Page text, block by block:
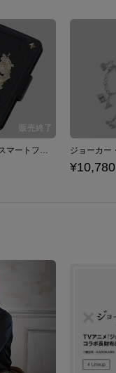
結城中佐モデル スマートフォンケース iPhone6/6s/7/8対応 ジョーカー・ゲーム
¥10,780